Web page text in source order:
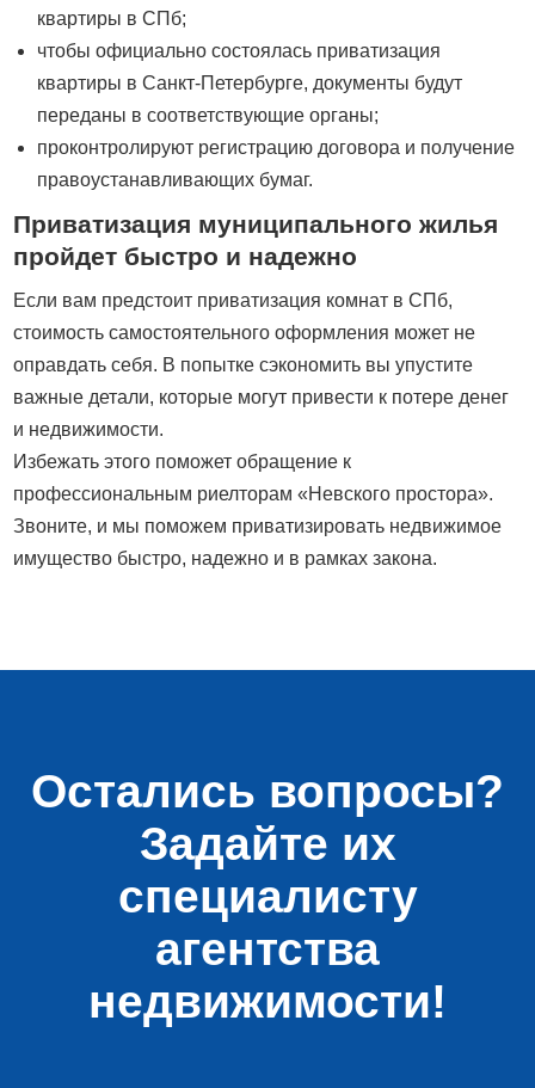
квартиры в СПб;
чтобы официально состоялась приватизация
квартиры в Санкт-Петербурге, документы будут
переданы в соответствующие органы;
проконтролируют регистрацию договора и получение
правоустанавливающих бумаг.
Приватизация муниципального жилья
пройдет быстро и надежно
Если вам предстоит приватизация комнат в СПб,
стоимость самостоятельного оформления может не
оправдать себя. В попытке сэкономить вы упустите
важные детали, которые могут привести к потере денег
и недвижимости.
Избежать этого поможет обращение к
профессиональным риелторам «Невского простора».
Звоните, и мы поможем приватизировать недвижимое
имущество быстро, надежно и в рамках закона.
Остались вопросы?
Задайте их
специалисту
агентства
недвижимости!